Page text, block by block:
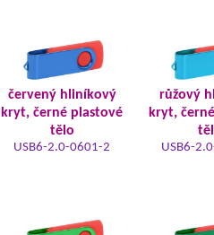
červený hliníkový
kryt, černé plastové
tělo
USB6-2.0-0601-2
růžový
kryt,
USB6-